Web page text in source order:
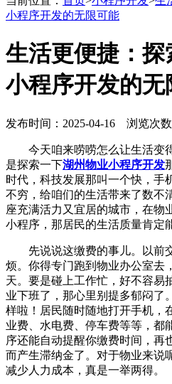
小程序开发的无限可能
生活更便捷：
小程序开发的无
发布时间：2025-04-16 浏览次
今天咱来唠唠怎么让生活变
是探索一下湖州物业小程序开发
时代，科技发展那叫一个快，手
不穷，给咱们的生活带来了数不
座充满活力又宜居的城市，在物
小程序，那居民的生活质量肯定
先说说这缴费的事儿。以前
烦。你得专门跑到物业办公室去
天。要是碰上工作忙，好不容易
业下班了，那心里别提多郁闷了
样啦！居民随时随地打开手机，
业费、水电费、停车费等等，都
序还能自动提醒你缴费时间，再
而产生滞纳金了。对于物业来说
减少人力成本，真是一举两得。